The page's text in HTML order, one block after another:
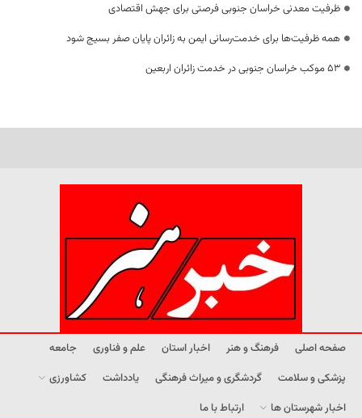
ظرفیت معدنی خراسان جنوبی فرصتی برای جهش اقتصادی
همه ظرفیت‌ها برای خدمت‌رسانی ایمن به زائران پایان صفر بسیج شود
53 موکب خراسان جنوبی در خدمت زائران اربعین
صفحه اصلی فرهنگ و هنر اخبار استان علم و فناوری
جامعه
پزشکی و سلامت
گردشگری و میراث فرهنگی یادداشت
کشاورزی
اخبار شهرستان ها
ارتباط با ما